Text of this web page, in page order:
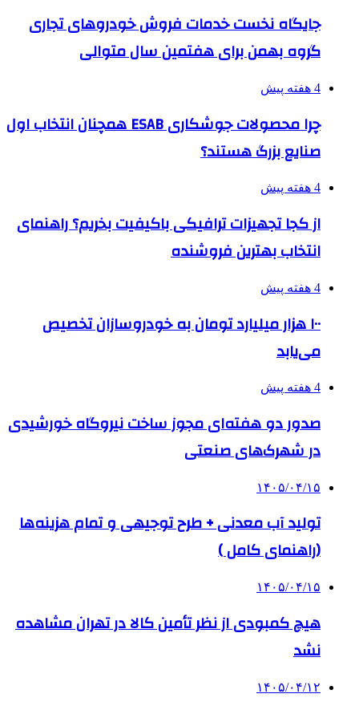
جایگاه نخست خدمات فروش خودروهای تجاری
گروه بهمن برای هفتمین سال متوالی
4 هفته پیش
چرا محصولات جوشکاری ESAB همچنان انتخاب اول
صنایع بزرگ هستند؟
4 هفته پیش
از کجا تجهیزات ترافیکی باکیفیت بخریم؟ راهنمای
انتخاب بهترین فروشنده
4 هفته پیش
۱۰۰ هزار میلیارد تومان به خودروسازان تخصیص
می‌یابد
4 هفته پیش
صدور دو هفته‌ای مجوز ساخت نیروگاه خورشیدی
در شهرک‌های صنعتی
۱۴۰۵/۰۴/۱۵
تولید آب معدنی + طرح توجیهی و تمام هزینه‌ها
(راهنمای کامل )
۱۴۰۵/۰۴/۱۵
هیچ کمبودی از نظر تأمین کالا در تهران مشاهده
نشد
۱۴۰۵/۰۴/۱۲